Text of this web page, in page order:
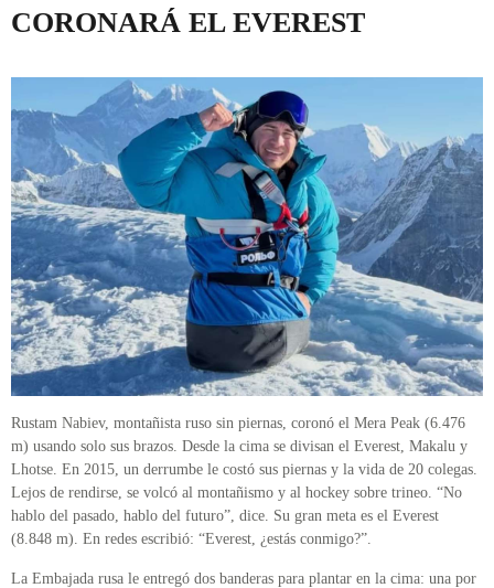
CORONARÁ EL EVEREST
Rustam Nabiev, montañista ruso sin piernas, coronó el Mera Peak (6.476
m) usando solo sus brazos. Desde la cima se divisan el Everest, Makalu y
Lhotse. En 2015, un derrumbe le costó sus piernas y la vida de 20 colegas.
Lejos de rendirse, se volcó al montañismo y al hockey sobre trineo. “No
hablo del pasado, hablo del futuro”, dice. Su gran meta es el Everest
(8.848 m). En redes escribió: “Everest, ¿estás conmigo?”.
La Embajada rusa le entregó dos banderas para plantar en la cima: una por